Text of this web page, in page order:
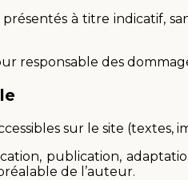
à titre indicatif,
des
sur le site
publication,
de l’auteur.